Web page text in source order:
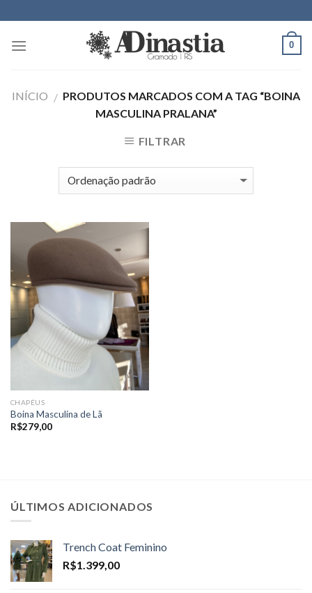
to
content
0
INÍCIO / PRODUTOS MARCADOS COM A TAG “BOINA
MASCULINA PRALANA”
FILTRAR
CHAPÉUS
Boina Masculina de Lã
R$279,00
ÚLTIMOS ADICIONADOS
Trench Coat Feminino
R$1.399,00